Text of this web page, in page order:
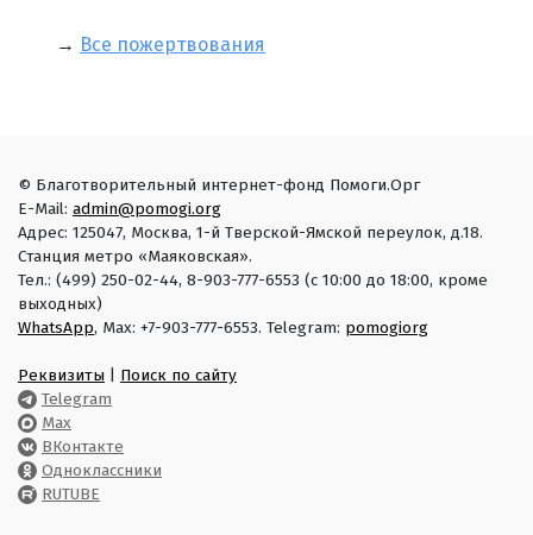
→ Все пожертвования
© Благотворительный интернет-фонд Помоги.Орг
E-Mail: admin@pomogi.org
Адрес: 125047, Москва, 1-й Тверской-Ямской переулок, д.18.
Станция метро «Маяковская».
Тел.: (499) 250-02-44, 8-903-777-6553 (с 10:00 до 18:00, кроме
выходных)
WhatsApp, Max: +7-903-777-6553. Telegram: pomogiorg
Реквизиты
Поиск по сайту
Telegram
Max
ВКонтакте
Одноклассники
RUTUBE